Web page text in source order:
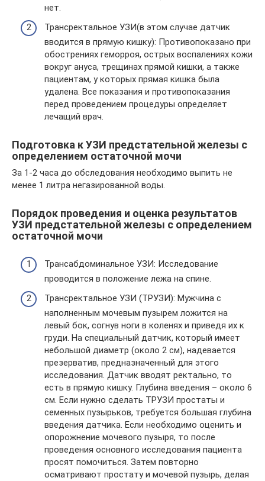
нет.
Трансректальное УЗИ(в этом случае датчик
вводится в прямую кишку): Противопоказано при
обострениях геморроя, острых воспалениях кожи
вокруг ануса, трещинах прямой кишки, а также
пациентам, у которых прямая кишка была
удалена. Все показания и противопоказания
перед проведением процедуры определяет
лечащий врач.
Подготовка к УЗИ предстательной железы с
определением остаточной мочи
За 1-2 часа до обследования необходимо выпить не
менее 1 литра негазированной воды.
Порядок проведения и оценка результатов
УЗИ предстательной железы с определением
остаточной мочи
Трансабдоминальное УЗИ: Исследование
проводится в положение лежа на спине.
Трансректальное УЗИ (ТРУЗИ): Мужчина с
наполненным мочевым пузырем ложится на
левый бок, согнув ноги в коленях и приведя их к
груди. На специальный датчик, который имеет
небольшой диаметр (около 2 см), надевается
презерватив, предназначенный для этого
исследования. Датчик вводят ректально, то
есть в прямую кишку. Глубина введения – около 6
см. Если нужно сделать ТРУЗИ простаты и
семенных пузырьков, требуется большая глубина
введения датчика. Если необходимо оценить и
опорожнение мочевого пузыря, то после
проведения основного исследования пациента
просят помочиться. Затем повторно
осматривают простату и мочевой пузырь, делая